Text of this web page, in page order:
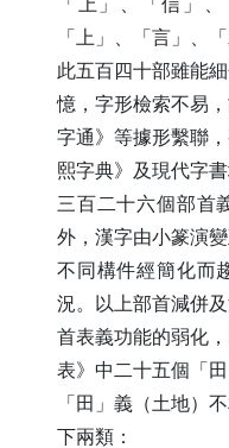
「上」、「信」
「上」、「言」、
此五百四十部雖能
憶，字形檢索不易
字通》等據形繫聯
熙字典》及現代字
三百二十六個部首
外，漢字由小篆演
不同構件經簡化而
況。以上部首減併
首表義功能的弱化
表》中二十五個「
「田」義（土地）
下兩類：